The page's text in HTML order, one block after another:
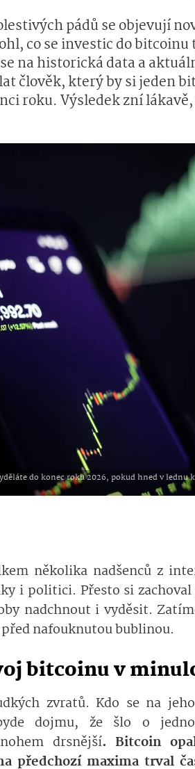
pádů se objevují
co se investic do
na historická data a
člověk, který by si jeden
roku. Výsledek zní
do konec roku 2026, pokud hned v lednu
několika nadšenců z
i politici. Přesto si
nadchnout i vyděsit.
nafouknutou bublinou.
bitcoinu v
zvratů. Kdo se na
dojmu, že šlo o
drsnější. Bitcoin
předchozí maxima trval